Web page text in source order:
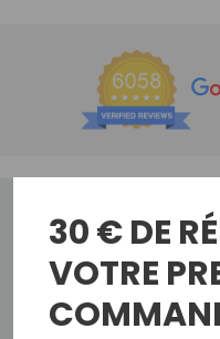
Détails du
Détails du
30 € DE
VOTRE